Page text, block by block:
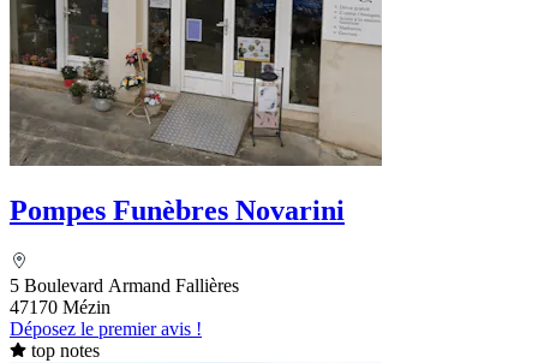
Pompes Funèbres Novarini
5 Boulevard Armand Fallières
47170 Mézin
Déposez le premier avis !
top notes